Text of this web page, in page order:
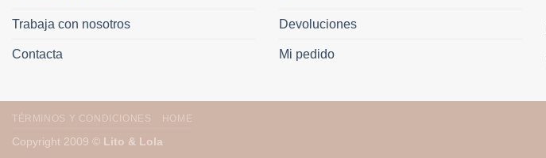
Trabaja con nosotros
Contacta
Devoluciones
Mi pedido
TÉRMINOS Y CONDICIONES HOME
Copyright 2009 © Lito & Lola